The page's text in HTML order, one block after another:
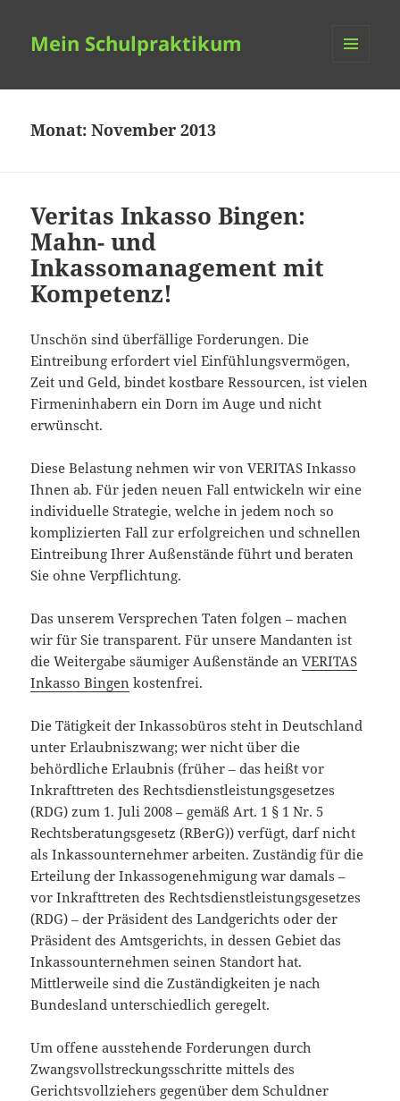
Mein Schulpraktikum
Monat:November 2013
Veritas Inkasso Bingen:
Mahn- und
Inkassomanagement mit
Kompetenz!
Unschön sind überfällige Forderungen. Die
Eintreibung erfordert viel Einfühlungsvermögen,
Zeit und Geld, bindet kostbare Ressourcen, ist vielen
Firmeninhabern ein Dorn im Auge und nicht
erwünscht.
Diese Belastung nehmen wir von VERITAS Inkasso
Ihnen ab. Für jeden neuen Fall entwickeln wir eine
individuelle Strategie, welche in jedem noch so
komplizierten Fall zur erfolgreichen und schnellen
Eintreibung Ihrer Außenstände führt und beraten
Sie ohne Verpflichtung.
Das unserem Versprechen Taten folgen – machen
wir für Sie transparent. Für unsere Mandanten ist
die Weitergabe säumiger Außenstände anVERITAS
Inkasso Bingen kostenfrei.
Die Tätigkeit der Inkassobüros steht in Deutschland
unter Erlaubniszwang; wer nicht über die
behördliche Erlaubnis (früher – das heißt vor
Inkrafttreten des Rechtsdienstleistungsgesetzes
(RDG) zum 1. Juli 2008 – gemäß Art. 1 § 1 Nr. 5
Rechtsberatungsgesetz (RBerG)) verfügt, darf nicht
als Inkassounternehmer arbeiten. Zuständig für die
Erteilung der Inkassogenehmigung war damals –
vor Inkrafttreten des Rechtsdienstleistungsgesetzes
(RDG) – der Präsident des Landgerichts oder der
Präsident des Amtsgerichts, in dessen Gebiet das
Inkassounternehmen seinen Standort hat.
Mittlerweile sind die Zuständigkeiten je nach
Bundesland unterschiedlich geregelt.
Um offene ausstehende Forderungen durch
Zwangsvollstreckungsschritte mittels des
Gerichtsvollziehers gegenüber dem Schuldner